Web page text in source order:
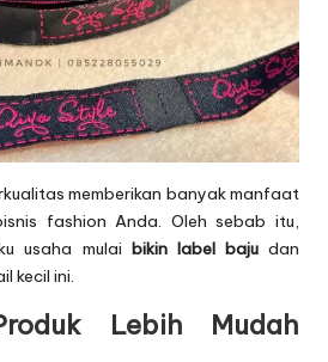
memberikan banyak manfaat
fashion Anda. Oleh sebab itu,
usaha mulai bikin label bajudan
kecil ini.
Lebih Mudah